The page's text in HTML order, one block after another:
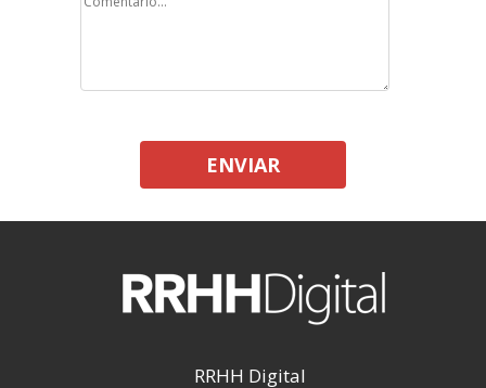
ENVIAR
RRHH Digital